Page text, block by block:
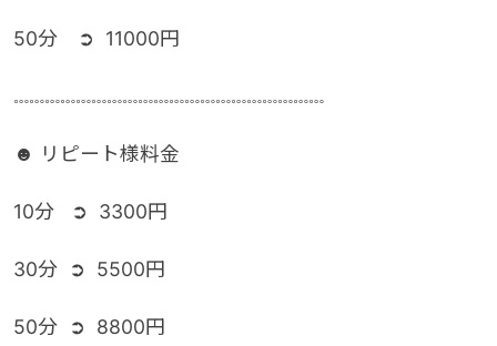
50分 ➲ 11000円
𓏧𓏧𓏧𓏧𓏧𓏧𓏧𓏧𓏧𓏧𓏧𓏧𓏧𓏧𓏧𓏧𓏧𓏧𓏧𓏧
☻ リピート様料金
10分 ➲ 3300円
30分 ➲ 5500円
50分 ➲ 8800円